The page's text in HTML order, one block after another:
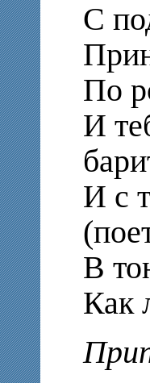
С
По
И
И с
В
Как